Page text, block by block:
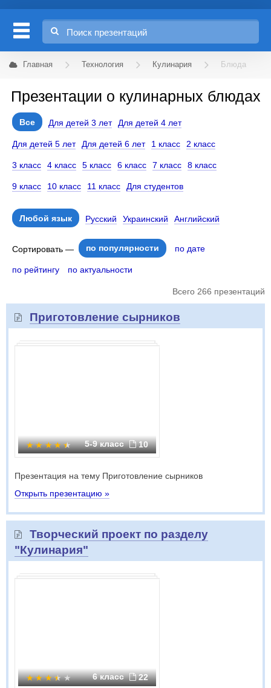
Главная Технология Кулинария Блюда
Презентации о кулинарных блюдах
Все Для детей 3 лет Для детей 4 лет
Для детей 5 лет Для детей 6 лет 1 класс 2 класс
3 класс 4 класс 5 класс 6 класс 7 класс 8 класс
9 класс 10 класс 11 класс Для студентов
Любой язык Русский Украинский Английский
Сортировать — по популярности по дате
по рейтингу по актуальности
Всего 266 презентаций
Приготовление сырников
5-9 класс 10
Презентация на тему Приготовление сырников
Открыть презентацию »
Творческий проект по разделу
"Кулинария"
6 класс 22